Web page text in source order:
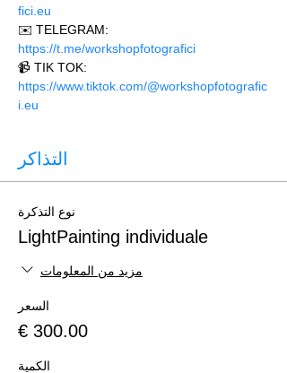
fici.eu
✉️ TELEGRAM:
https://t.me/workshopfotografici
📹 TIK TOK:
https://www.tiktok.com/@workshopfotografic
i.eu
التذاكر
نوع التذكرة
LightPainting individuale
مزيد من المعلومات
السعر
الكمية